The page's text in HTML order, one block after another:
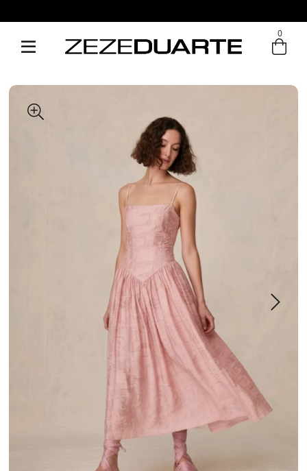
Entre com email ou cpf/cnpj
Pague em até 6x sem juros
0